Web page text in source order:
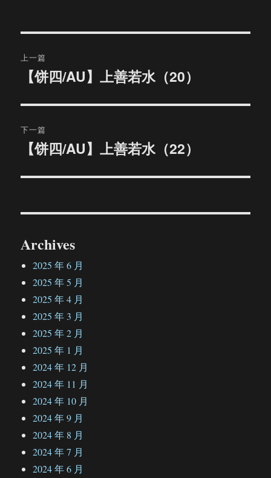
章
航
上一篇
文
章：
【饼四/AU】上善若水（20）
下一篇
文
【饼四/AU】上善若水（22）
Archives
2025 年 6 月
2025 年 5 月
2025 年 4 月
2025 年 3 月
2025 年 2 月
2025 年 1 月
2024 年 12 月
2024 年 11 月
2024 年 10 月
2024 年 9 月
2024 年 8 月
2024 年 7 月
2024 年 6 月